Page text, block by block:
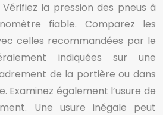
la pression des pneus à
fiable. Comparez les
celles recommandées par le
indiquées sur une
de la portière ou dans
Examinez également l’usure de
Une usure inégale peut